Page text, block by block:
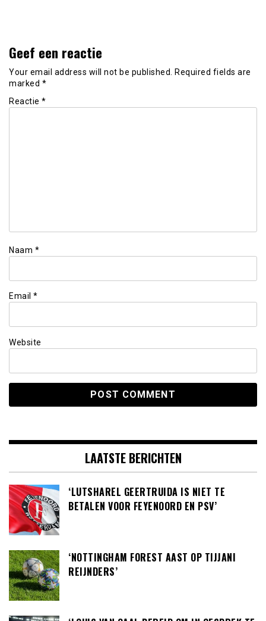
Geef een reactie
Your email address will not be published.
Required fields are
marked *
Reactie *
Naam *
Email *
Website
LAATSTE BERICHTEN
‘LUTSHAREL GEERTRUIDA IS NIET TE
BETALEN VOOR FEYENOORD EN PSV’
‘NOTTINGHAM FOREST AAST OP TIJJANI
REIJNDERS’